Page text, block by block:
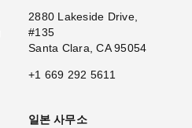
2880 Lakeside Drive,
#135
Santa Clara, CA 95054
+1 669 292 5611
일본 사무소